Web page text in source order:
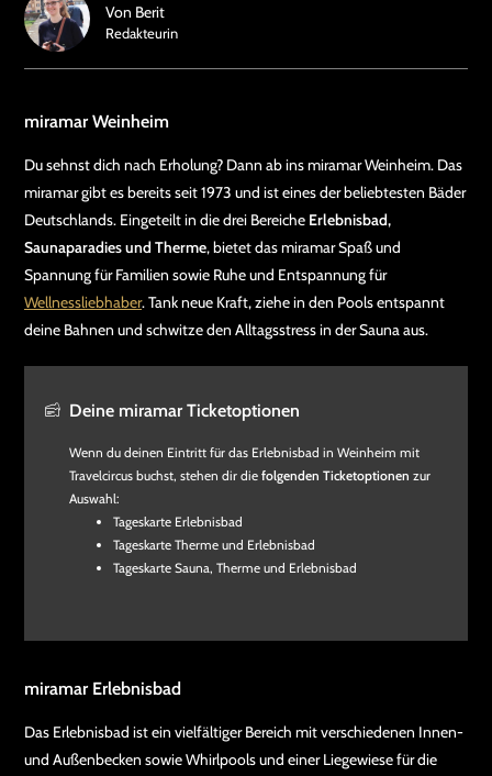
miramar Weinheim
Du sehnst dich nach Erholung? Dann ab ins miramar Weinheim. Das
miramar gibt es bereits seit 1973 und ist eines der beliebtesten Bäder
Deutschlands. Eingeteilt in die drei Bereiche Erlebnisbad,
Saunaparadies und Therme, bietet das miramar Spaß und
Spannung für Familien sowie Ruhe und Entspannung für
Wellnessliebhaber. Tank neue Kraft, ziehe in den Pools entspannt
deine Bahnen und schwitze den Alltagsstress in der Sauna aus.
Deine miramar Ticketoptionen
Wenn du deinen Eintritt für das Erlebnisbad in Weinheim mit
Travelcircus buchst, stehen dir die folgenden Ticketoptionen zur
Auswahl:
Tageskarte Erlebnisbad
Tageskarte Therme und Erlebnisbad
Tageskarte Sauna, Therme und Erlebnisbad
miramar Erlebnisbad
Das Erlebnisbad ist ein vielfältiger Bereich mit verschiedenen Innen-
und Außenbecken sowie Whirlpools und einer Liegewiese für die
Von Berit
Redakteurin